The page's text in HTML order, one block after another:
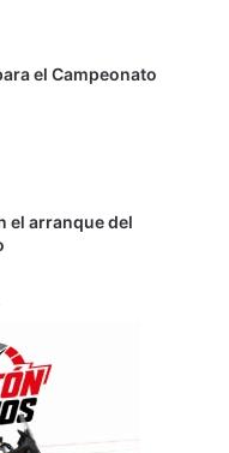
el Campeonato
el arranque del